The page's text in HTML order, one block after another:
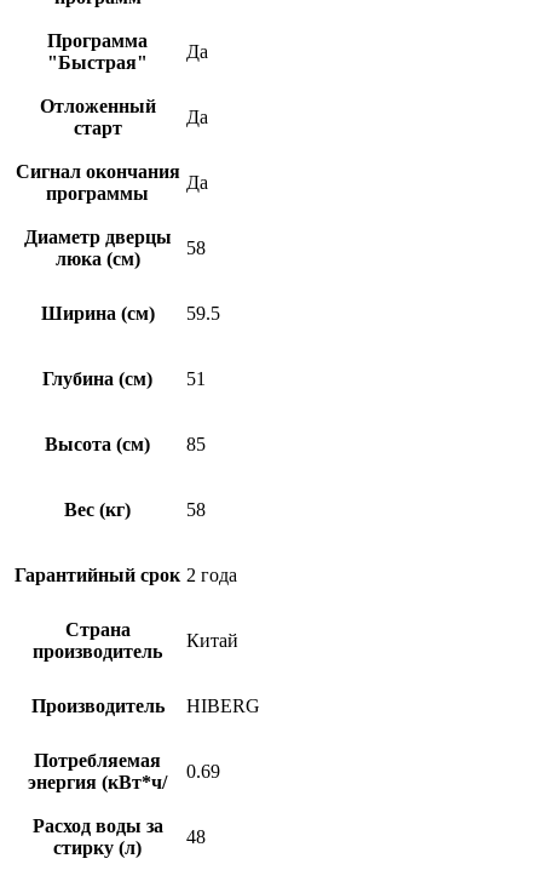
Программа
"Быстрая"
Да
Отложенный
старт
Да
Сигнал окончания
программы
Да
Диаметр дверцы
люка (см)
58
Ширина (см) 59.5
Глубина (см) 51
Высота (см) 85
Вес (кг) 58
Гарантийный срок 2 года
Страна
производитель
Китай
Производитель HIBERG
Потребляемая
энергия (кВт*ч/
0.69
Расход воды за
стирку (л)
48